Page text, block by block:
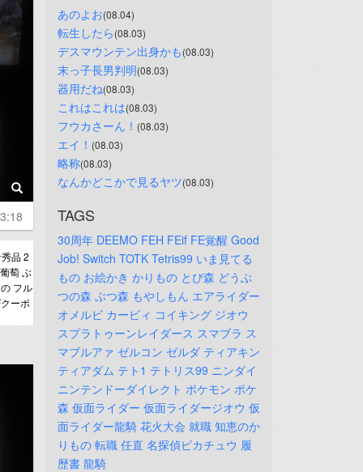
品 2
萄 ぶ
フル
ーポ
あのよお(08.04)
転生したら(08.03)
デスマウンテン出身かも(08.03)
末っ子長男判明(08.03)
器用だね(08.03)
これはこれは(08.03)
フウカさーん！ (08.03)
エイ！ (08.03)
略称(08.03)
なんかどこかで見るヤツ(08.03)
TAGS
30周年 DEEMO FEH FEif FE覚醒 Good
Job! Switch TOTK Tetris99 いま見てる
もの お絵かき かりもの とび森 どうぶ
つの森 ぶつ森 もやしもん エアライダー
オメルビ カービィ コイキング ジオウ
スプラトゥーンレイダース スマブラ ス
マブルアァ ゼルコン ゼルダ ティアキン
ティアダム テト1 テトリス99 ニンダイ
ニンテンドーダイレクト ポケモン ポケ
森 仮面ライダー 仮面ライダージオウ 仮
面ライダー龍騎 花火大会 就職 知恵のか
りもの 転職 任直 名探偵ピカチュウ 履
歴書 龍騎